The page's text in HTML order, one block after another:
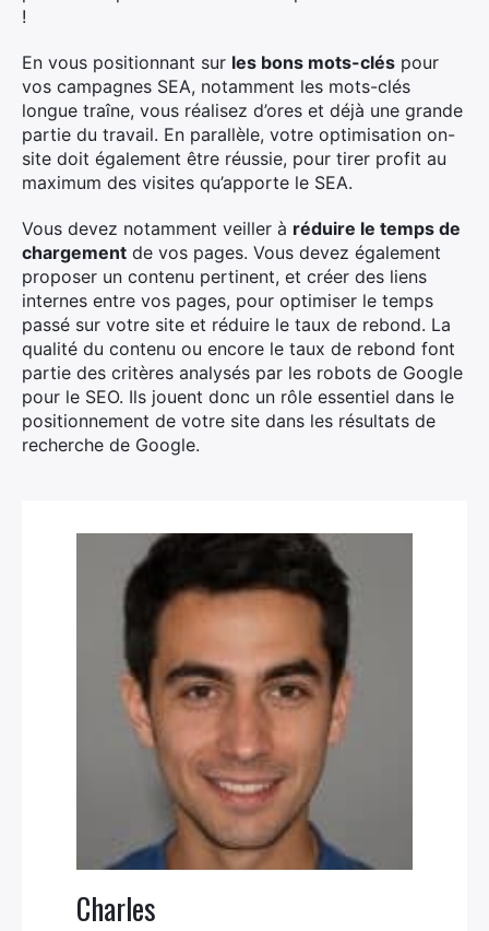
!
En vous positionnant sur les bons mots-clés pour
vos campagnes SEA, notamment les mots-clés
longue traîne, vous réalisez d’ores et déjà une grande
partie du travail. En parallèle, votre optimisation on-
site doit également être réussie, pour tirer profit au
maximum des visites qu’apporte le SEA.
Vous devez notamment veiller à réduire le temps de
chargement de vos pages. Vous devez également
proposer un contenu pertinent, et créer des liens
internes entre vos pages, pour optimiser le temps
passé sur votre site et réduire le taux de rebond. La
qualité du contenu ou encore le taux de rebond font
partie des critères analysés par les robots de Google
pour le SEO. Ils jouent donc un rôle essentiel dans le
positionnement de votre site dans les résultats de
recherche de Google.
Charles